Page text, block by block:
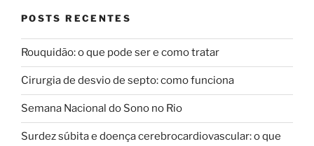
POSTS RECENTES
Rouquidão: o que pode ser e como tratar
Cirurgia de desvio de septo: como funciona
Semana Nacional do Sono no Rio
Surdez súbita e doença cerebrocardiovascular: o que